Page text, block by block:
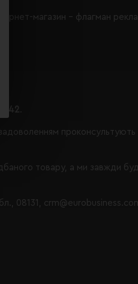
магазин - флагман
42
проконсультують
товару, а ми завжди
08131,